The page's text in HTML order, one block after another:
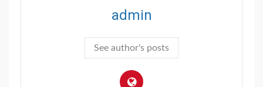
admin
See author's posts